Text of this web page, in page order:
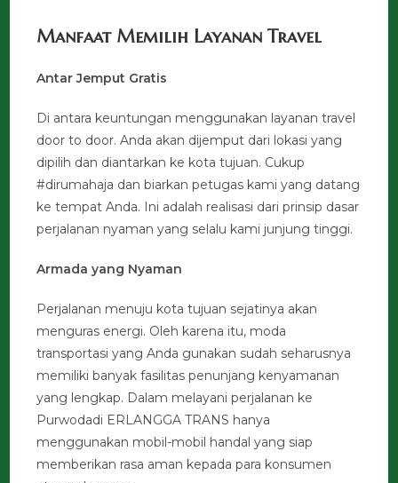
Manfaat Memilih Layanan Travel
Antar Jemput Gratis
Di antara keuntungan menggunakan layanan travel
door to door. Anda akan dijemput dari lokasi yang
dipilih dan diantarkan ke kota tujuan. Cukup
#dirumahaja dan biarkan petugas kami yang datang
ke tempat Anda. Ini adalah realisasi dari prinsip dasar
perjalanan nyaman yang selalu kami junjung tinggi.
Armada yang Nyaman
Perjalanan menuju kota tujuan sejatinya akan
menguras energi. Oleh karena itu, moda
transportasi yang Anda gunakan sudah seharusnya
memiliki banyak fasilitas penunjang kenyamanan
yang lengkap. Dalam melayani perjalanan ke
Purwodadi ERLANGGA TRANS hanya
menggunakan mobil-mobil handal yang siap
memberikan rasa aman kepada para konsumen